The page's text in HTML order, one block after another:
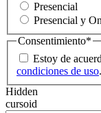
Presencial
Presencial y
Consentimiento*
Estoy de
condiciones de uso.
Hidden
cursoid